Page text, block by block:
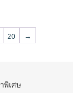
20 →
พิเศษ